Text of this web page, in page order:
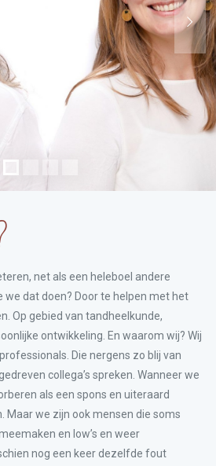
net als een heleboel andere
we dat doen? Door te helpen met het
Op gebied van tandheelkunde,
ontwikkeling. En waarom wij? Wij
Die nergens zo blij van
collega’s spreken. Wanneer we
als een spons en uiteraard
Maar we zijn ook mensen die soms
en low’s en weer
nog een keer dezelfde fout